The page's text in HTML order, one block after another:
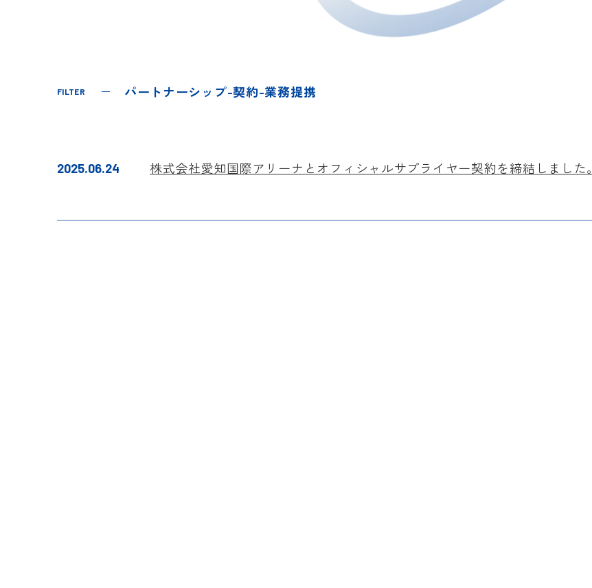
FILTER パートナーシップ-契約-業務提携
2025.06.24 株式会社愛知国際アリーナとオフィシャルサプライヤー契約を締結しました。